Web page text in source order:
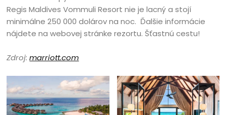
Regis Maldives Vommuli Resort nie je lacný a stojí
minimálne 250 000 dolárov na noc. Ďalšie informácie
nájdete na webovej stránke rezortu. Šťastnú cestu!
Zdroj:marriott.com